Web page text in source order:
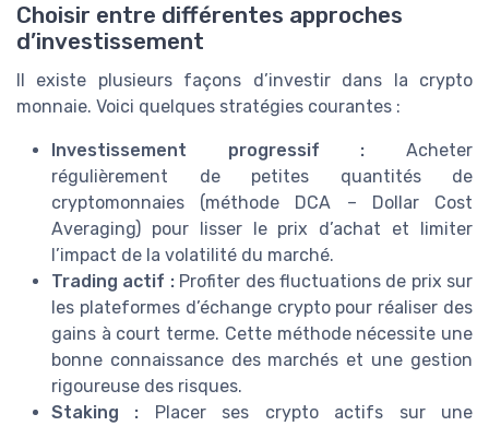
Choisir entre différentes approches
d’investissement
Il existe plusieurs façons d’investir dans la crypto
monnaie. Voici quelques stratégies courantes :
Investissement progressif : Acheter
régulièrement de petites quantités de
cryptomonnaies (méthode DCA – Dollar Cost
Averaging) pour lisser le prix d’achat et limiter
l’impact de la volatilité du marché.
Trading actif :Profiter des fluctuations de prix sur
les plateformes d’échange crypto pour réaliser des
gains à court terme. Cette méthode nécessite une
bonne connaissance des marchés et une gestion
rigoureuse des risques.
Staking : Placer ses crypto actifs sur une